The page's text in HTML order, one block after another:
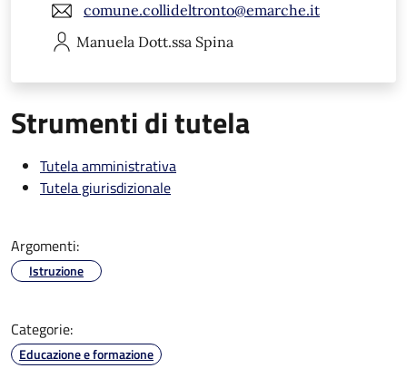
comune.collideltronto@emarche.it
Manuela Dott.ssa Spina
Strumenti di tutela
Tutela amministrativa
Tutela giurisdizionale
Argomenti:
Istruzione
Categorie:
Educazione e formazione